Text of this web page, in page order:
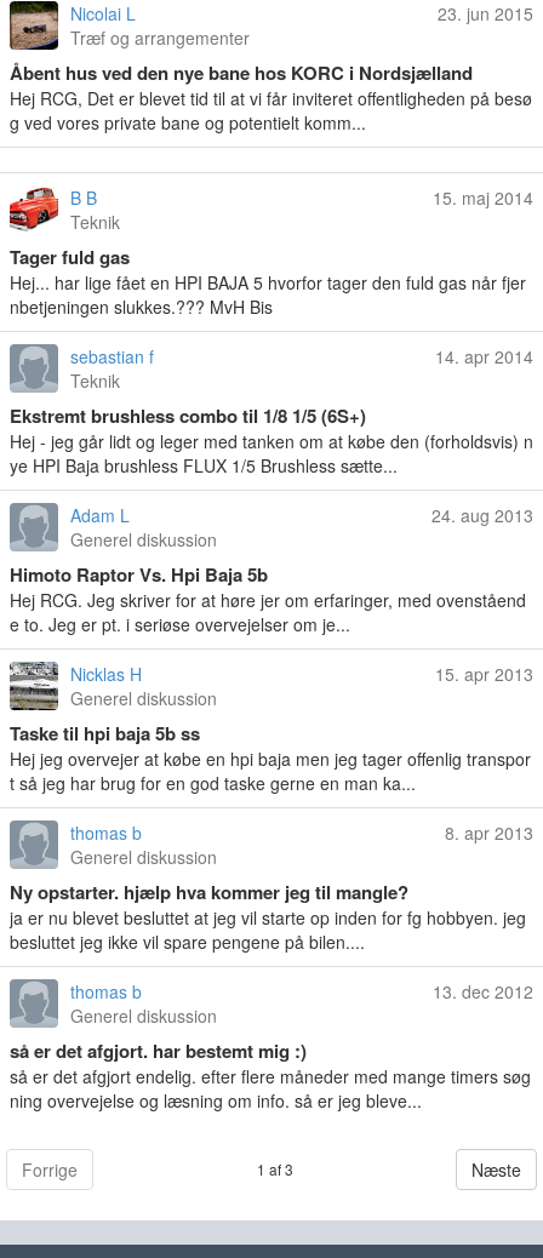
Nicolai L
Træf og arrangementer
23. jun 2015
Åbent hus ved den nye bane hos KORC i Nordsjælland
Hej RCG, Det er blevet tid til at vi får inviteret offentligheden på besø
g ved vores private bane og potentielt komm...
B B
Teknik
15. maj 2014
Tager fuld gas
Hej... har lige fået en HPI BAJA 5 hvorfor tager den fuld gas når fjer
nbetjeningen slukkes.??? MvH Bis
sebastian f
Teknik
14. apr 2014
Ekstremt brushless combo til 1/8 1/5 (6S+)
Hej - jeg går lidt og leger med tanken om at købe den (forholdsvis) n
ye HPI Baja brushless FLUX 1/5 Brushless sætte...
Adam L
Generel diskussion
24. aug 2013
Himoto Raptor Vs. Hpi Baja 5b
Hej RCG. Jeg skriver for at høre jer om erfaringer, med ovenståend
e to. Jeg er pt. i seriøse overvejelser om je...
Nicklas H
Generel diskussion
15. apr 2013
Taske til hpi baja 5b ss
Hej jeg overvejer at købe en hpi baja men jeg tager offenlig transpor
t så jeg har brug for en god taske gerne en man ka...
thomas b
Generel diskussion
8. apr 2013
Ny opstarter. hjælp hva kommer jeg til mangle?
ja er nu blevet besluttet at jeg vil starte op inden for fg hobbyen. jeg
besluttet jeg ikke vil spare pengene på bilen....
thomas b
Generel diskussion
13. dec 2012
så er det afgjort. har bestemt mig :)
så er det afgjort endelig. efter flere måneder med mange timers søg
ning overvejelse og læsning om info. så er jeg bleve...
Forrige 1 af 3 Næste